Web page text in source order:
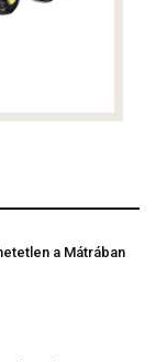
a Mátrában